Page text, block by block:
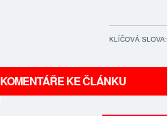
KLÍČOVÁ SLOVA:
KOMENTÁŘE KE ČLÁNKU